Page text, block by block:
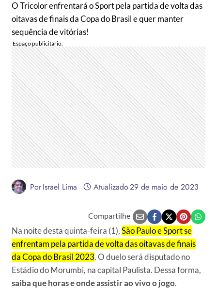
O Tricolor enfrentará o Sport pela partida de volta das
oitavas de finais da Copa do Brasil e quer manter
sequência de vitórias!
PorIsrael Lima Atualizado29 de maio de 2023
Compartilhe
Na noite desta quinta-feira (1),São Paulo eSportse
enfrentam pela partida de volta das oitavas de finais
da Copa do Brasil 2023. O duelo será disputado no
Estádio do Morumbi, na capital Paulista. Dessa forma,
saiba que horas e onde assistir ao vivo o jogo.